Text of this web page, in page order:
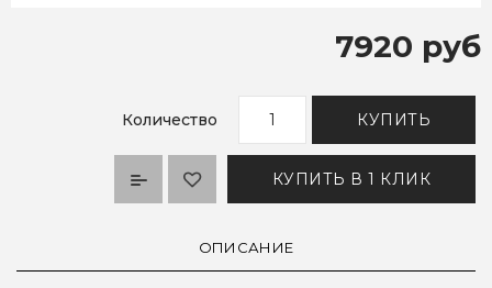
7920 руб
Количество КУПИТЬ
КУПИТЬ В 1 КЛИК
ОПИСАНИЕ